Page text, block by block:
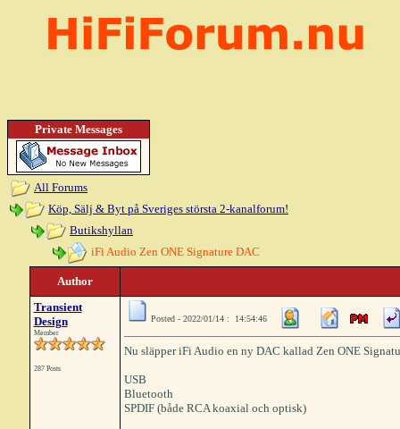
Private Messages
All Forums
Köp, Sälj & Byt på Sveriges största 2-kanalforum!
Butikshyllan
iFi Audio Zen ONE Signature DAC
Author
Transient
Design
Member
287 Posts
Posted - 2022/01/14 : 14:54:46
Nu släpper iFi Audio en ny DAC kallad Zen ONE
USB
Bluetooth
SPDIF (både RCA koaxial och optisk)